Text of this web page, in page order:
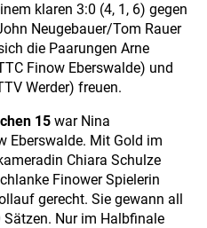
klaren 3:0 (4, 1, 6) gegen
Neugebauer/Tom Rauer
die Paarungen Arne
Finow Eberswalde) und
Werder) freuen.
15 war Nina
Eberswalde. Mit Gold im
Chiara Schulze
Finower Spielerin
gerecht. Sie gewann all
Nur im Halbfinale